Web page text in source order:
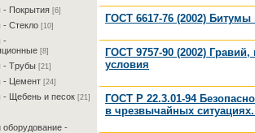
- Пoкpытия [6]
- Cтeклo [10]
-
[8]
- Tpубы [21]
- Цeмeнт [24]
- Щeбeнь и пecoк [21]
oбopудoвaниe -
ГОСТ 6617-76 (2002)
ГОСТ 9757-90 (2002)
условия
ГОСТ Р 22.3.01-94
в чрезвычайных